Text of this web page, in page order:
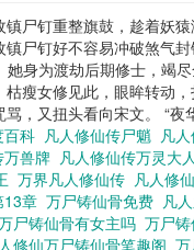
尸钉重整旗鼓，趁着妖
尸钉好不容易冲破煞气
她身为渡劫后期修士，
瘦女修见此，眼眸转动
骂，又扭头看向宋文。 “
百科 凡人修仙传尸魈 凡
万兽牌 凡人修仙传万灵大
万界凡人修仙传 凡人修
13章 万尸铸仙骨免费 凡
尸铸仙骨有女主吗 万尸
修仙万尸铸仙骨笔趣阁